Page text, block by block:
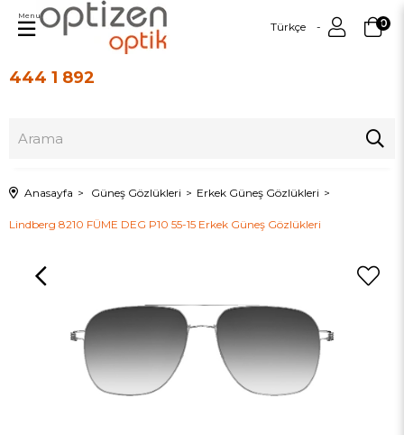
444 1 892
Türkçe 0
Menu
Anasayfa Güneş Gözlükleri Erkek Güneş Gözlükleri
Lindberg 8210 FÜME DEG P10 55-15 Erkek Güneş Gözlükleri